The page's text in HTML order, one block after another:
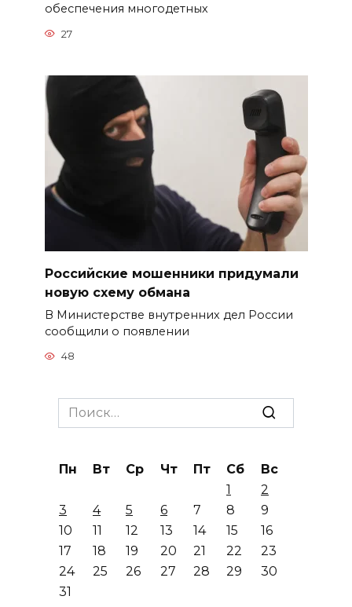
обеспечения многодетных
27
Российские мошенники придумали
новую схему обмана
В Министерстве внутренних дел России
сообщили о появлении
48
Search
for:
Пн Вт Ср Чт Пт Сб
Вс
1
2
3
4 5 6 7 8
9
10
11 12 13 14 15
16
17
18 19 20 21 22
23
24
25 26 27 28 29
30
31